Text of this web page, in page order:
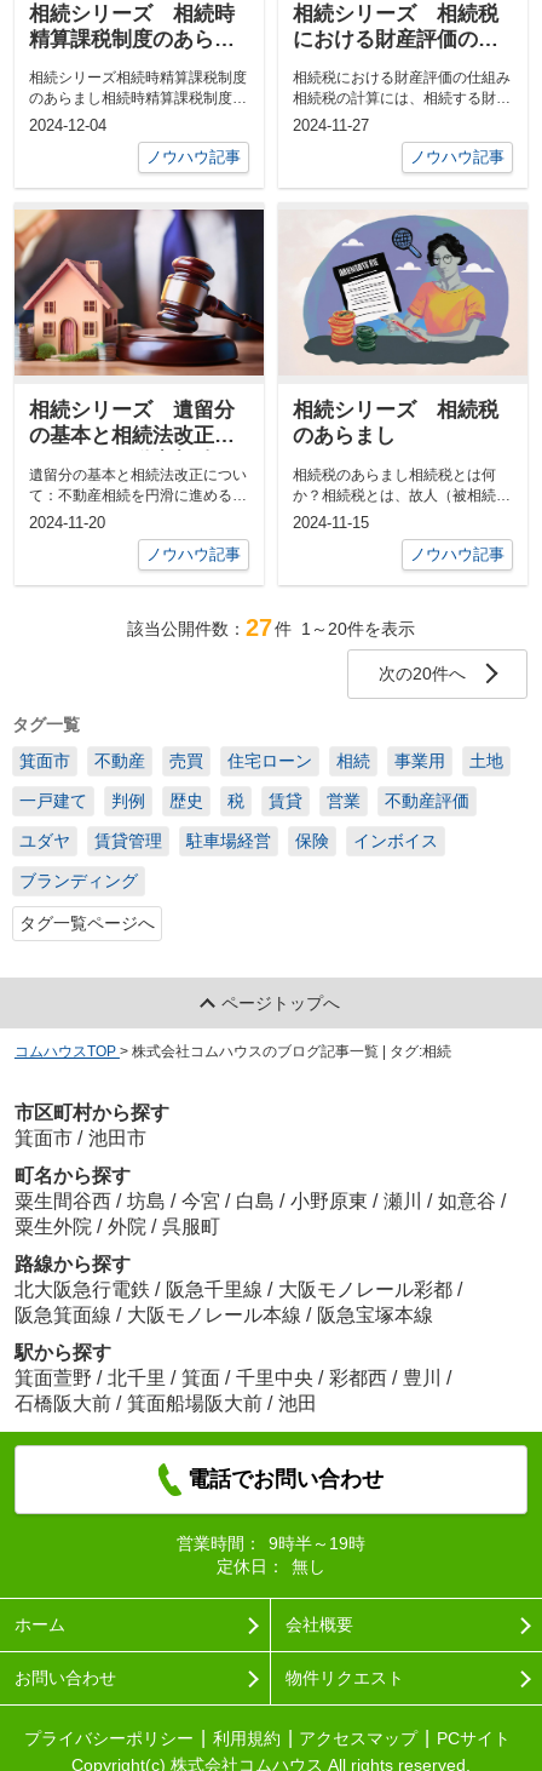
相続シリーズ 相続時
精算課税制度のあらま
し
相続シリーズ相続時精算課税制度
のあらまし相続時精算課税制度
は、贈与税と相続税を一体的に管
2024-12-04
ノウハウ記事
相続シリーズ 相続税
における財産評価の仕
組み
相続税における財産評価の仕組み
相続税の計算には、相続する財産
の正確な評価が必要です。国税庁
2024-11-27
ノウハウ記事
相続シリーズ 遺留分
の基本と相続法改正に
円滑に進めるために
遺留分の基本と相続法改正につい
て：不動産相続を円滑に進めるた
めに1. 遺留分とは何か？遺留分と
2024-11-20
ノウハウ記事
相続シリーズ 相続税
のあらまし
相続税のあらまし相続税とは何
か？相続税とは、故人（被相続
人）から遺産を引き継いだ際に、
その財産に課さ...
2024-11-15
ノウハウ記事
該当公開件数： 27件 1～20件を表示
次の20件へ
タグ一覧
箕面市
不動産 売買 住宅ローン 相続 事業用 土地
一戸建て 判例 歴史 税 賃貸 営業 不動産評価
ユダヤ 賃貸管理 駐車場経営 保険 インボイス
ブランディング
タグ一覧ページへ
ページトップへ
コムハウスTOP > 株式会社コムハウスのブログ記事一覧 | タグ:相続
市区町村から探す
箕面市 / 池田市
町名から探す
粟生間谷西 / 坊島 / 今宮 / 白島 / 小野原東 / 瀬川 / 如意谷 /
粟生外院 / 外院 / 呉服町
路線から探す
北大阪急行電鉄 / 阪急千里線 / 大阪モノレール彩都 /
阪急箕面線 / 大阪モノレール本線 / 阪急宝塚本線
駅から探す
箕面萱野 / 北千里 / 箕面 / 千里中央 / 彩都西 / 豊川
/
石橋阪大前 / 箕面船場阪大前 / 池田
電話でお問い合わせ
営業時間：
9時半～19時
定休日：
無し
ホーム 会社概要
お問い合わせ 物件リクエスト
プライバシーポリシー 利用規約 アクセスマップ
PCサイト
Copyright(c) 株式会社コムハウス All rights reserved.